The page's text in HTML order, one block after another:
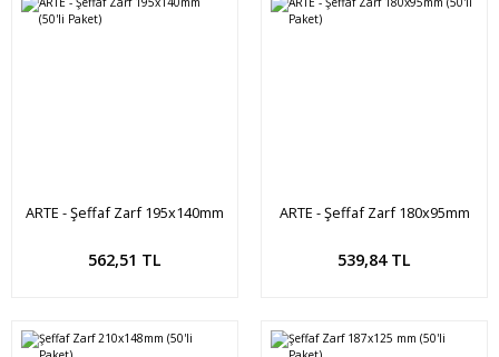
ARTE - Şeffaf Zarf 195x140mm
562,51 TL
Sepete Ekle
ARTE - Şeffaf Zarf 180x95mm
539,84 TL
Sepete Ekle